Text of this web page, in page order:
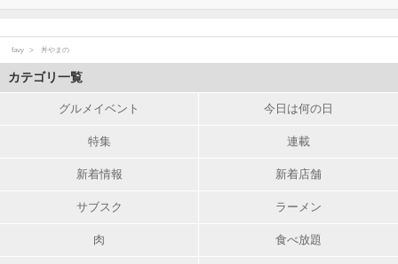
favy 丼やまの
カテゴリ一覧
グルメイベント 今日は何の日
特集 連載
新着情報 新着店舗
サブスク ラーメン
肉 食べ放題